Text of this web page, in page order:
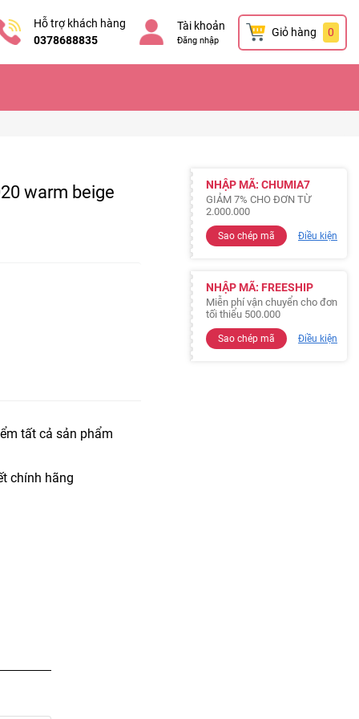
Hỗ trợ khách hàng
0378688835
Tài khoản
Đăng nhập
Giỏ hàng 0
warm beige
tất cả sản phẩm
chính hãng
NHẬP MÃ: CHUMIA7
GIẢM 7% CHO ĐƠN TỪ
2.000.000
Sao chép mã Điều kiện
NHẬP MÃ: FREESHIP
Miễn phí vận chuyển cho đơn
tối thiểu 500.000
Sao chép mã Điều kiện